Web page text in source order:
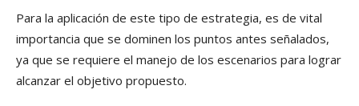
Para la aplicación de este tipo de estrategia, es de vital
importancia que se dominen los puntos antes señalados,
ya que se requiere el manejo de los escenarios para lograr
alcanzar el objetivo propuesto.